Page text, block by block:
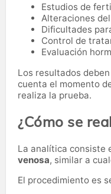
Estudios de
Alteraciones
Dificultades
Control de
Evaluación
Los resultados
cuenta el momento
realiza la prueba.
¿Cómo se
La analítica consiste
venosa, similar a
El procedimiento es